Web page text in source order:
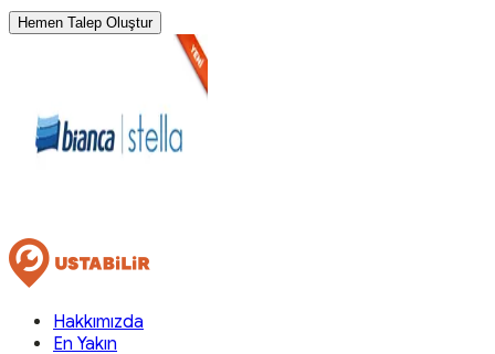
Hemen Talep Oluştur
Hakkımızda
En Yakın